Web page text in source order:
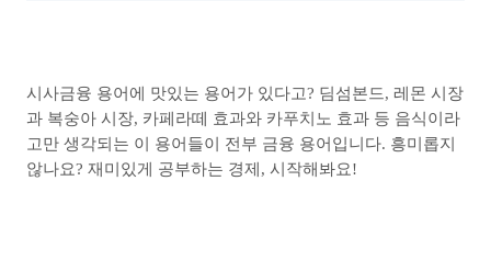
시사금융 용어에 맛있는 용어가 있다고? 딤섬본드, 레몬 시장
과 복숭아 시장, 카페라떼 효과와 카푸치노 효과 등 음식이라
고만 생각되는 이 용어들이 전부 금융 용어입니다. 흥미롭지
않나요? 재미있게 공부하는 경제 , 시작해봐요!